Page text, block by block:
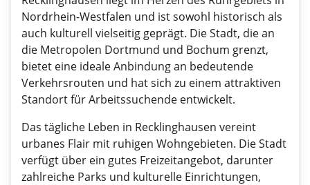
Nordrhein-Westfalen und ist sowohl historisch als
auch kulturell vielseitig geprägt. Die Stadt, die an
die Metropolen Dortmund und Bochum grenzt,
bietet eine ideale Anbindung an bedeutende
Verkehrsrouten und hat sich zu einem attraktiven
Standort für Arbeitssuchende entwickelt.
Das tägliche Leben in Recklinghausen vereint
urbanes Flair mit ruhigen Wohngebieten. Die Stadt
verfügt über ein gutes Freizeitangebot, darunter
zahlreiche Parks und kulturelle Einrichtungen,